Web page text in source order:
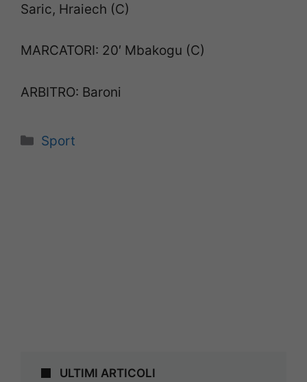
Saric, Hraiech (C)
MARCATORI: 20′ Mbakogu (C)
ARBITRO: Baroni
Categorie
Sport
ULTIMI ARTICOLI